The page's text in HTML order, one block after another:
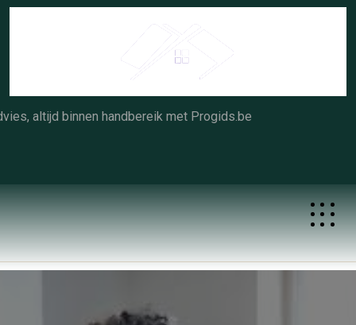
Skip
altijd binnen handbereik met Progids.be